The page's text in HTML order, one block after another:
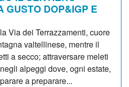
GUSTO DOP&IGP E
Via dei Terrazzamenti, cuore
valtellinese, mentre il
a secco; attraversare meleti
alpeggi dove, ogni estate,
a preparare...